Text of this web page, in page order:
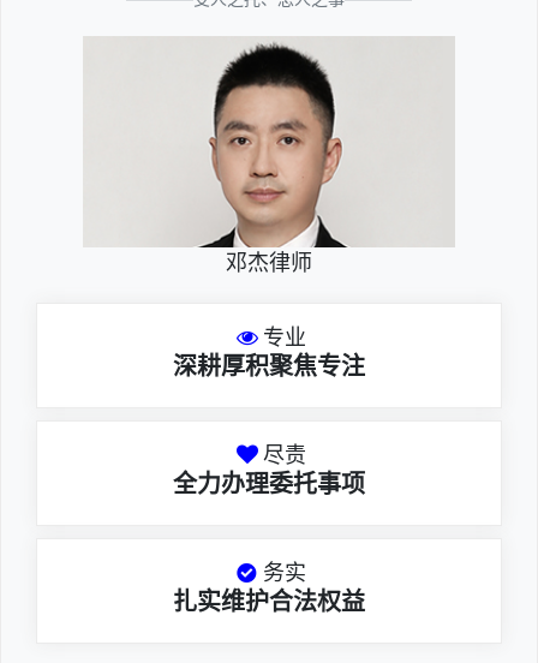
邓杰律师
专业
深耕厚积聚焦专注
尽责
全力办理委托事项
务实
扎实维护合法权益